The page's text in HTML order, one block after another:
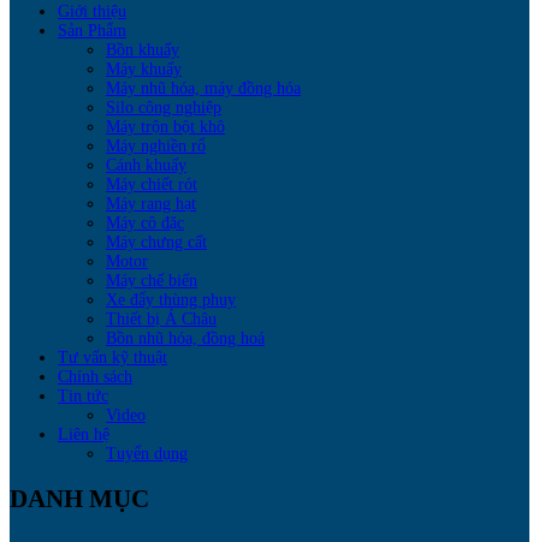
Giới thiệu
Sản Phẩm
Bồn khuấy
Máy khuấy
Máy nhũ hóa, máy đồng hóa
Silo công nghiệp
Máy trộn bột khô
Máy nghiền rổ
Cánh khuấy
Máy chiết rót
Máy rang hạt
Máy cô đặc
Máy chưng cất
Motor
Máy chế biến
Xe đẩy thùng phuy
Thiết bị Á Châu
Bồn nhũ hóa, đồng hoá
Tư vấn kỹ thuật
Chính sách
Tin tức
Video
Liên hệ
Tuyển dụng
DANH MỤC